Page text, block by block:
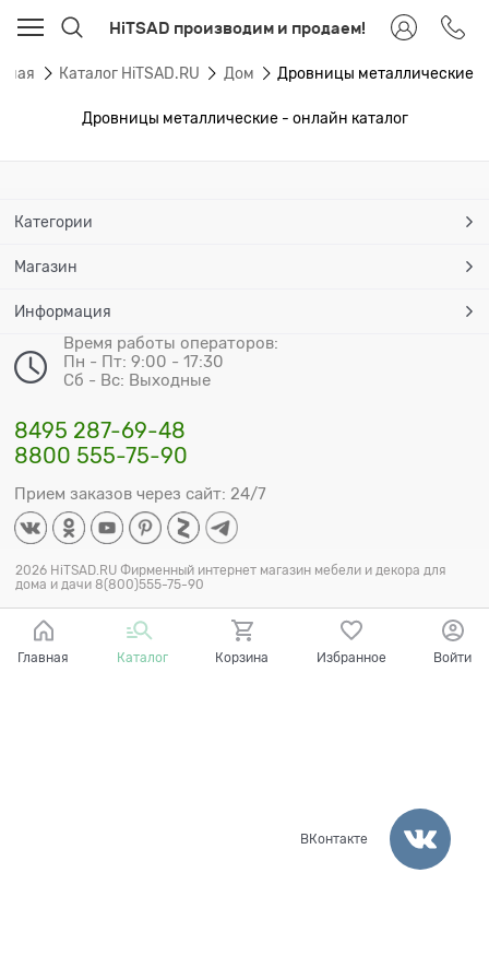
HiTSAD производим и продаем!
Каталог HiTSAD.RU Дом Дровницы металлические
Дровницы металлические - онлайн каталог
Категории
Магазин
Информация
Время работы операторов:
Пн - Пт: 9:00 - 17:30
Сб - Вс: Выходные
8495 287-69-48
8800 555-75-90
Прием заказов через сайт: 24/7
2026 HiTSAD.RU Фирменный интернет магазин мебели и декора для
дома и дачи 8(800)555-75-90
Главная Каталог Корзина Избранное Войти
ВКонтакте